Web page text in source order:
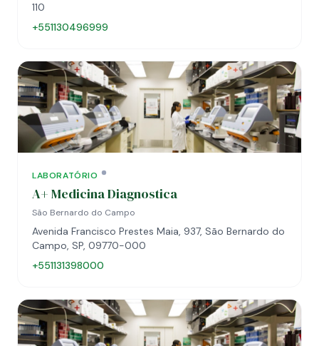
110
+551130496999
LABORATÓRIO
A+ Medicina Diagnostica
São Bernardo do Campo
Avenida Francisco Prestes Maia, 937, São Bernardo do
Campo, SP, 09770-000
+551131398000